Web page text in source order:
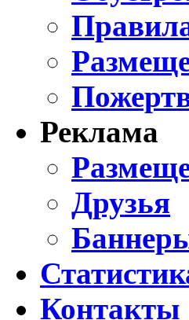
Реклама
Друзья
Контакты